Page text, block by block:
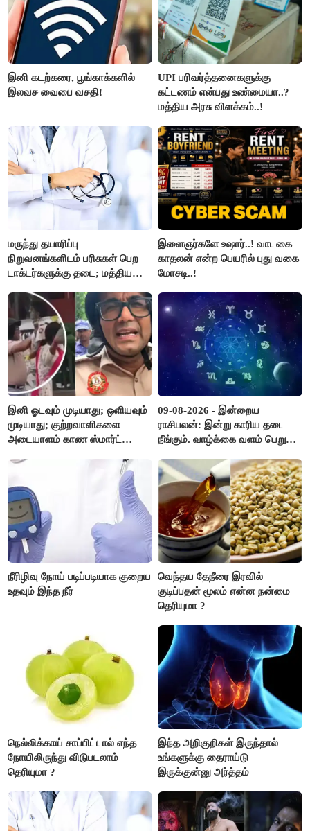
இனி கடற்கரை, பூங்காக்களில்
இலவச வைபை வசதி!
UPI பரிவர்த்தனைகளுக்கு
கட்டணம் என்பது உண்மையா..?
மத்திய அரசு விளக்கம்..!
மருந்து தயாரிப்பு
நிறுவனங்களிடம் பரிசுகள் பெற
டாக்டர்களுக்கு தடை; மத்திய
இளைஞர்களே உஷார்..! வாடகை
காதலன் என்ற பெயரில் புது வகை
மோசடி..!
இனி ஓடவும் முடியாது; ஒளியவும்
முடியாது; குற்றவாளிகளை
அடையாளம் காண ஸ்மார்ட்
09-08-2026 - இன்றைய
ராசிபலன்: இன்று காரிய தடை
நீங்கும். வாழ்க்கை வளம் பெறும்.
எடைபோடுவது நல்லது..!
நீரிழிவு நோய் படிப்படியாக குறைய
உதவும் இந்த நீர்
வெந்தய தேநீரை இரவில்
குடிப்பதன் மூலம் என்ன நன்மை
தெரியுமா ?
நெல்லிக்காய் சாப்பிட்டால் எந்த
நோயிலிருந்து விடுபடலாம்
தெரியுமா ?
இந்த அறிகுறிகள் இருந்தால்
உங்களுக்கு தைராய்டு
இருக்குன்னு அர்த்தம்